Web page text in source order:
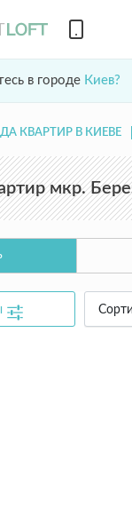
в городе Киев?
КВАРТИР В КИЕВЕ
мкр.